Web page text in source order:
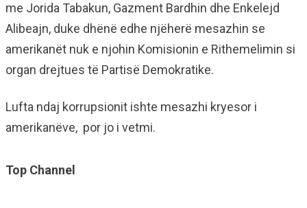
me Jorida Tabakun, Gazment Bardhin dhe Enkelejd
Alibeajn, duke dhënë edhe njëherë mesazhin se
amerikanët nuk e njohin Komisionin e Rithemelimin si
organ drejtues të Partisë Demokratike.
Lufta ndaj korrupsionit ishte mesazhi kryesor i
amerikanëve, por jo i vetmi.
Top Channel